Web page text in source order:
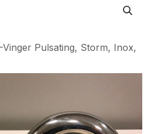
Pulsating, Storm, Inox,